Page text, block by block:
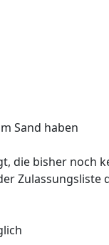
Sand haben
die bisher noch